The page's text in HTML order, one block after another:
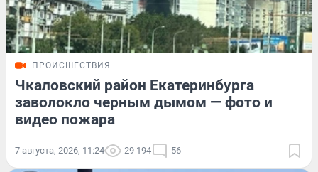
ПРОИСШЕСТВИЯ
Чкаловский район Екатеринбурга
заволокло черным дымом — фото и
видео пожара
7 августа, 2026, 11:24 29 194 56